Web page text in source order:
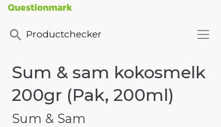
Productchecker
Sum & sam kokosmelk
200gr (Pak, 200ml)
Sum & Sam